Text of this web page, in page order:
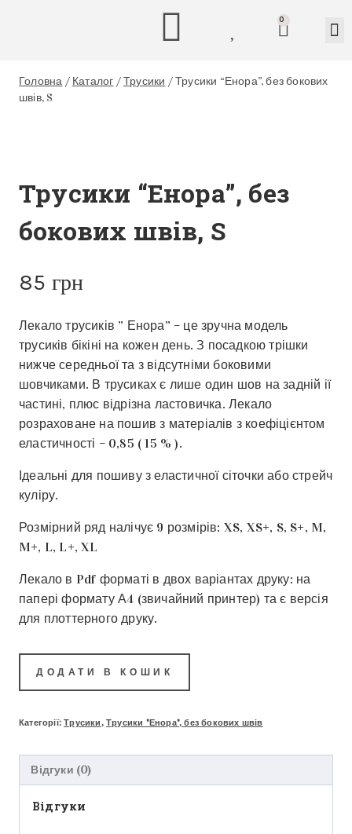
0
Головна / Каталог /Трусики /Трусики “Енора”, без бокових
швів, S
Трусики “Енора”, без
бокових швів, S
85 грн
Лекало трусиків ” Енора” – це зручна модель
трусиків бікіні на кожен день. З посадкою трішки
нижче середньої та з відсутніми боковими
шовчиками. В трусиках є лише один шов на задній ії
частині, плюс відрізна ластовичка. Лекало
розраховане на пошив з матеріалів з коефіцієнтом
еластичності – 0,85 ( 15 % ).
Ідеальні для пошиву з еластичної сіточки або стрейч
куліру.
Розмірний ряд налічує 9 розмірів: XS, XS+, S, S+, M,
M+, L, L+, XL
Лекало в Pdf форматі в двох варіантах друку: на
папері формату А4 (звичайний принтер) та є версія
для плоттерного друку.
ДОДАТИ В КОШИК
Категорії:Трусики,Трусики "Енора", без бокових швів
Відгуки (0)
Відгуки